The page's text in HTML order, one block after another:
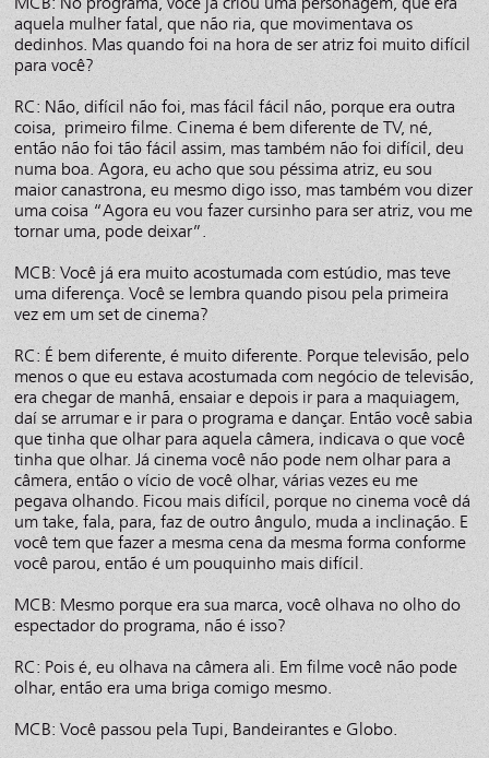
aquela mulher fatal, que não ria, que movimentava os
dedinhos. Mas quando foi na hora de ser atriz foi muito difícil
para você?
RC: Não, difícil não foi, mas fácil fácil não, porque era outra
coisa, primeiro filme. Cinema é bem diferente de TV, né,
então não foi tão fácil assim, mas também não foi difícil, deu
numa boa. Agora, eu acho que sou péssima atriz, eu sou
maior canastrona, eu mesmo digo isso, mas também vou dizer
uma coisa “Agora eu vou fazer cursinho para ser atriz, vou me
tornar uma, pode deixar”.
MCB: Você já era muito acostumada com estúdio, mas teve
uma diferença. Você se lembra quando pisou pela primeira
vez em um set de cinema?
RC: É bem diferente, é muito diferente. Porque televisão, pelo
menos o que eu estava acostumada com negócio de televisão,
era chegar de manhã, ensaiar e depois ir para a maquiagem,
daí se arrumar e ir para o programa e dançar. Então você sabia
que tinha que olhar para aquela câmera, indicava o que você
tinha que olhar. Já cinema você não pode nem olhar para a
câmera, então o vício de você olhar, várias vezes eu me
pegava olhando. Ficou mais difícil, porque no cinema você dá
um take, fala, para, faz de outro ângulo, muda a inclinação. E
você tem que fazer a mesma cena da mesma forma conforme
você parou, então é um pouquinho mais difícil.
MCB: Mesmo porque era sua marca, você olhava no olho do
espectador do programa, não é isso?
RC: Pois é, eu olhava na câmera ali. Em filme você não pode
olhar, então era uma briga comigo mesmo.
MCB: Você passou pela Tupi, Bandeirantes e Globo.